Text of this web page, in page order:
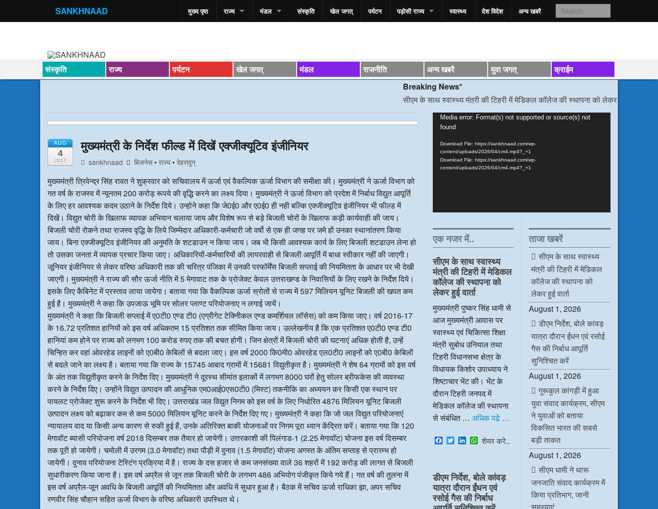
SANKHNAAD मुख्य पृष्ठ राज्य मंडल संस्कृति खेल जगत् पर्यटन पड़ोसी राज्य स्वास्‍थ्य देश विदेश अन्य खबरै
संस्कृति राज्य पर्यटन खेल जगत् मंडल राजनीति अन्य खबरै युवा जगत्
क्राईम
Breaking News*
सीएम के साथ स्वास्थ्य मंत्री की टिहरी में मेडिकल कॉलेज की स्थापना को लेकर हुई वार्ता/*/
AUG
4
2017
मुख्यमंत्री के निर्देश फील्ड में दिखें एक्जीक्यूटिव इंजीनियर
sankhnaad बिजनेस•राज्य •देहरादुन्
मुख्यमंत्री त्रिवेन्द्र सिंह रावत ने शुक्रवार को सचिवालय में ऊर्जा एवं वैकल्पिक ऊर्जा विभाग की समीक्षा की। मुख्यमंत्री ने ऊर्जा विभाग को
गत वर्ष के राजस्व में न्यूनतम 200 करोड़ रूपये की वृद्धि करने का लक्ष्य दिया। मुख्यमंत्री ने ऊर्जा विभाग को प्रदेश में निर्बाध विद्युत आपूर्ति
के लिए हर आवश्यक कदम उठाने के निर्देश दिये। उन्होने कहा कि जे0ई0 और ए0ई0 ही नही बल्कि एक्जीक्यूटिव इंजीनियर भी फील्ड में
दिखें। विद्युत चोरी के खिलाफ व्यापक अभियान चलाया जाय और विशेष रूप से बड़े बिजली चोरों के खिलाफ कड़ी कार्यवाही की जाय।
बिजली चोरी रोकने तथा राजस्व वृद्धि के लिये जिम्मेदार अधिकारी-कर्मचारी जो वर्षो से एक ही जगह पर जमे हों उनका स्थानांतरण किया
जाय। बिना एक्जीक्यूटिव इंजीनियर की अनुमति के शटडाउन न किया जाय। जब भी किसी आवश्यक कार्य के लिए बिजली शटडाउन लेना हो
तो उसका जनता में व्यापक प्रचार किया जाए। अधिकारियों-कर्मचारियों की लापरवाही से बिजली आपूर्ति में बाधा स्वीकार नहीं की जाएगी।
जूनियर इंजीनियर से लेकर वरिष्ठ अधिकारी तक की चरित्र पंजिका में उनकी परफॉर्मेंस बिजली सप्लाई की नियमितता के आधार पर भी देखी
जाएगी। मुख्यमंत्री ने राज्य की सौर ऊर्जा नीति में 5 मेगावाट तक के प्रोजेक्ट केवल उत्तराखण्ड के निवासियों के लिए रखने के निर्देश दिये।
इसके लिए कैबिनेट में प्रस्ताव लाया जायेगा। बताया गया कि वैकल्पिक ऊर्जा स्रोतों से राज्य में 597 मिलियन यूनिट बिजली की खपत कम
हुई है। मुख्यमंत्री ने कहा कि उपजाऊ भूमि पर सोलर प्लाण्ट परियोजनाए न लगाई जायें।
मुख्यमंत्री ने कहा कि बिजली सप्लाई में ए0टी0 एण्ड टी0 (एग्रीगेट टेक्निीकल एण्ड कमर्शियल लॉसेस) को कम किया जाए। वर्ष 2016-17
के 16.72 प्रतिशत हानियों को इस वर्ष अधिकतम 15 प्रतिशत तक सीमित किया जाय। उल्लेखनीय है कि एक प्रतिशत ए0टी0 एण्ड टी0
हानियां कम होने पर राज्य को लगभग 100 करोड रुपए तक की बचत होगी। जिन क्षेत्रों में बिजली चोरी की घटनाएं अधिक होती है, उन्हें
चिन्हित कर वहां ओवरहेड लाइनों को ए0बी0 केबिलों से बदला जाए। इस वर्ष 2000 कि0मी0 ओवरहेड एल0टी0 लाइनों को ए0बी0 केबिलों
से बदले जाने का लक्ष्य है। बताया गया कि राज्य के 15745 आबाद ग्रामों में 15681 विद्युतीकृत है। मुख्यमंत्री ने शेष 64 ग्रामों को इस वर्ष
के अंत तक विद्युतीकृत करने के निर्देश दिए। मुख्यमंत्री ने दूरस्थ सीमांत इलाकों में लगभग 8000 घरों हेतु सोलर ब्रीफकेस की व्यवस्था
करने के निर्देश दिए। उन्होंने विद्युत उत्पादन की आधुनिक एम0आई0एस0टी0 (मिस्ट) तकनीकि का अध्ययन कर किसी एक स्थान पर
पायलट प्रोजेक्ट शुरू करने के निर्देश भी दिए। उत्तराखंड जल विद्युत निगम को इस वर्ष के लिए निर्धारित 4876 मिलियन यूनिट बिजली
उत्पादन लक्ष्य को बढ़ाकर कम से कम 5000 मिलियन यूनिट करने के निर्देश दिए गए। मुख्यमंत्री ने कहा कि जो जल विद्युत परियोजनाएं
न्यायालय वाद या किसी अन्य कारण से रुकी हुई हैं, उनके अतिरिक्त बाकी योजनाओं पर निगम पूरा ध्यान केंद्रित करें। बताया गया कि 120
मेगावॉट ब्यासी परियोजना वर्ष 2018 दिसम्बर तक तैयार हो जायेगी। उत्तरकाशी की पिलंगाड-1 (2.25 मेगावॉट) योजना इस वर्ष दिसम्बर
तक पूरी हो जायेगी। चमोली में उरगम (3.0 मेगावॉट) तथा पौड़ी में दुनाव (1.5 मेगावॉट) योजना अगस्त के अंतिम सप्ताह से प्रारम्भ हो
जायेगी। दुनाव परियोजना टेस्टिंग प्रक्रिया में है। राज्य के दस हजार से कम जनसंख्या वाले 36 शहरों में 192 करोड़ की लागत से बिजली
सुधारीकरण किया जाना है। इस वर्ष अप्रैल से जून तक बिजली चोरी के लगभग 486 अभियोग पंजीकृत किये गये हैं। गत वर्ष की तुलना में
इस वर्ष अप्रैल-जून अवधि के बिजली आपूर्ति की नियमितता और अवधि में सुधार हुआ है। बैठक में सचिव ऊर्जा राधिका झा, अपर सचिव
रणवीर सिंह चौहान सहित ऊर्जा विभाग के वरिष्ठ अधिकारी उपस्थित थे।
Video
Player
Media error: Format(s) not supported or source(s) not
found
Download File: https://sankhnaad.com/wp-
content/uploads/2026/04/cm4.mp4?_=1
Download File: https://sankhnaad.com/wp-
content/uploads/2026/04/cm4.mp4?_=1
एक नजर में..
सीएम के साथ स्वास्थ्य
मंत्री की टिहरी में मेडिकल
कॉलेज की स्थापना को
लेकर हुई वार्ता
मुख्यमंत्री पुष्कर सिंह धामी से
आज मुख्यमंत्री आवास पर
स्वास्थ्य एवं चिकित्सा शिक्षा
मंत्री सुबोध उनियाल तथा
टिहरी विधानसभा क्षेत्र के
विधायक किशोर उपाध्याय ने
शिष्टाचार भेंट की। भेंट के
दौरान टिहरी जनपद में
मेडिकल कॉलेज की स्थापना
से संबंधित … अधिक पढे़ …
F
a
o
o
k
T
w
t
e
r
L
i
d
I
n
W
h
s
A
p
p
शेयर करे..
डीएम निर्देश, बोले कांवड़
यात्रा दौरान ईंधन एवं
रसोई गैस की निर्बाध
ताजा खबरें
सीएम के साथ स्वास्थ्य
मंत्री की टिहरी में मेडिकल
कॉलेज की स्थापना को
लेकर हुई वार्ता
August 1, 2026
डीएम निर्देश, बोले कांवड़
यात्रा दौरान ईंधन एवं रसोई
गैस की निर्बाध आपूर्ति
सुनिश्चित करें
August 1, 2026
गुरूकुल कांगड़ी में हुआ
युवा संवाद कार्यक्रम, सीएम
ने युवाओं को बताया
विकसित भारत की सबसे
बड़ी ताकत
August 1, 2026
सीएम धामी ने थारू
जनजाति संवाद कार्यक्रम में
किया प्रतिभाग, जानी